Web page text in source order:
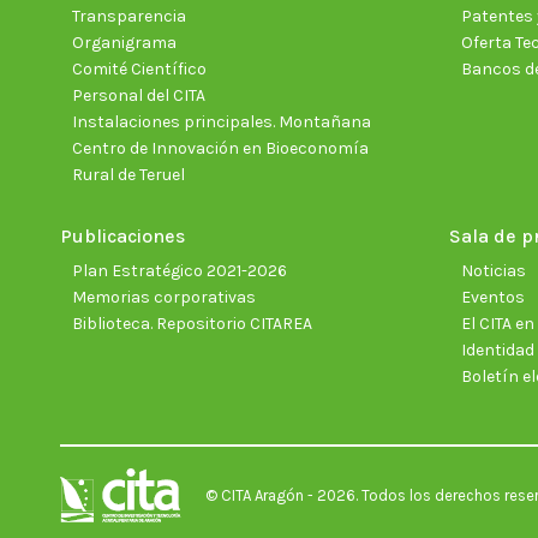
Transparencia
Organigrama
Comité Científico
Personal del CITA
Instalaciones principales. Montañana
Centro de Innovación en Bioeconomía
Rural de Teruel
Patentes
Oferta
Bancos
Publicaciones
Plan Estratégico 2021-2026
Memorias corporativas
Biblioteca. Repositorio CITAREA
Sala de
Noticias
Eventos
El CITA
Boletín
© CITA Aragón - 2026. Todos los derechos